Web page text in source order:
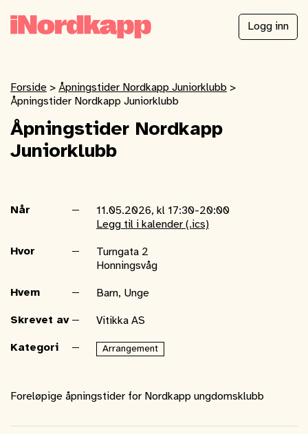
Logg inn
Forside > Åpningstider Nordkapp Juniorklubb >
Åpningstider Nordkapp Juniorklubb
Åpningstider Nordkapp
Juniorklubb
Når
11.05.2026, kl 17:30-20:00
Legg til i kalender (.ics)
Hvor
Turngata 2
Honningsvåg
Hvem Barn, Unge
Skrevet av Vitikka AS
Kategori Arrangement
Foreløpige åpningstider for Nordkapp ungdomsklubb